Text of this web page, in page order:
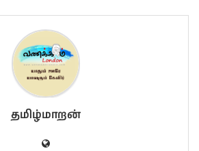
தமிழ்மாறன்